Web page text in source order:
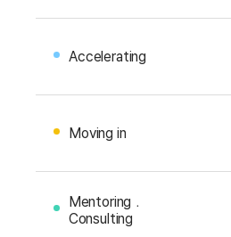
Accelerating
Moving in
Mentoring﹒
Consulting